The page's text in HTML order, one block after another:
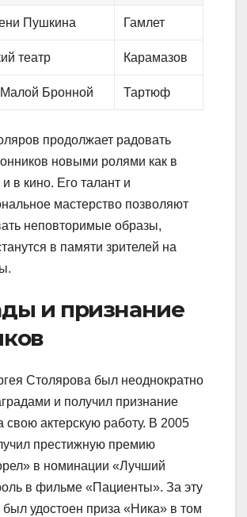
Пушкина Гамлет
театр Карамазов
Бронной Тартюф
продолжает радовать
новыми ролями как в
и в кино. Его талант и
мастерство позволяют
неповторимые образы,
в памяти зрителей на
и признание
Столярова был неоднократно
и получил признание
свою актерскую работу. В 2005
престижную премию
в номинации «Лучший
в фильме «Пациенты». За эту
удостоен приза «Ника» в том